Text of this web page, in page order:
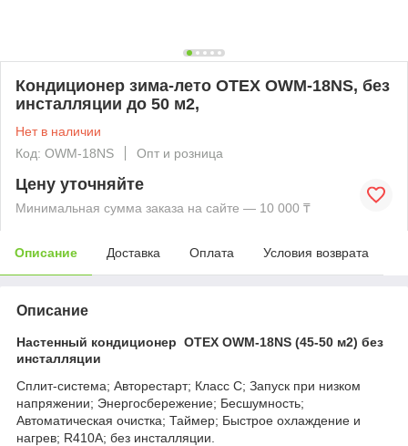
Кондиционер зима-лето OTEX OWM-18NS, без
инсталляции до 50 м2,
Нет в наличии
Код: OWM-18NS
Опт и розница
Цену уточняйте
Минимальная сумма заказа на сайте — 10 000 ₸
Описание Доставка Оплата Условия возврата
Описание
Настенный кондиционер OTEX OWM-18NS (45-50 м2) без
инсталляции
Сплит-система; Авторестарт; Класс C; Запуск при низком
напряжении; Энергосбережение; Бесшумность;
Автоматическая очистка; Таймер; Быстрое охлаждение и
нагрев; R410A; без инсталляции.